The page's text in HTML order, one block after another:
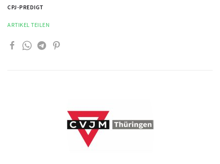
CPJ-PREDIGT
ARTIKEL TEILEN